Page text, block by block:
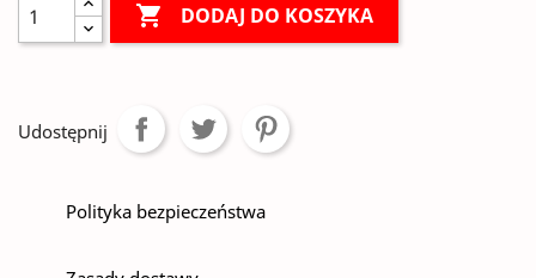
 DODAJ DO KOSZYKA
Udostępnij
Polityka bezpieczeństwa